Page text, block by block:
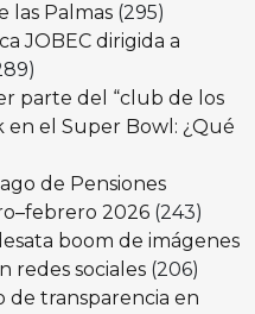
las Palmas (295)
JOBEC dirigida a
parte del “club de los
en el Super Bowl: ¿Qué
de Pensiones
2026 (243)
boom de imágenes
redes sociales (206)
de transparencia en